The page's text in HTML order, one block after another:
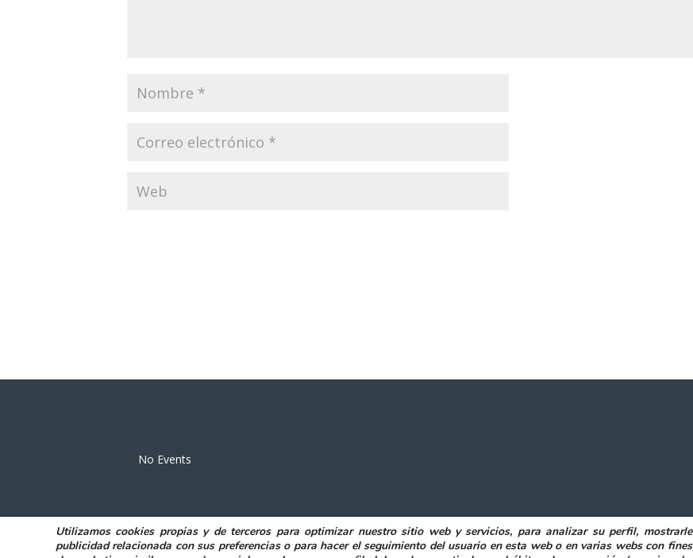
No Events
POLITICA DE PRIVACIDAD AVISO LEGAL POLITICA DE COOKIES DECLARACIÓN DE ACCESIBILIDAD
Utilizamos cookies propias y de terceros para optimizar nuestro sitio web y servicios, para analizar su perfil, mostrarle
publicidad relacionada con sus preferencias o para hacer el seguimiento del usuario en esta web o en varias webs con fines